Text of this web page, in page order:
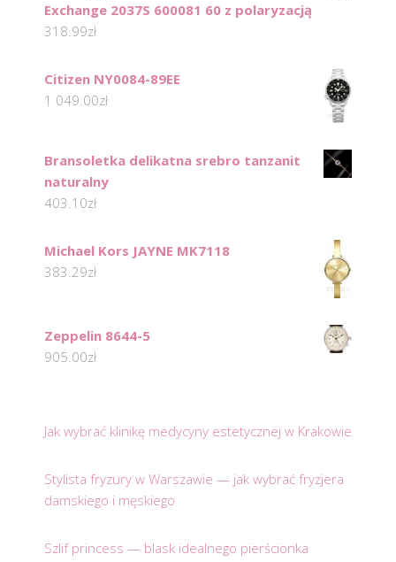
Exchange 2037S 600081 60 z polaryzacją
318.99zł
Citizen NY0084-89EE
1 049.00zł
Bransoletka delikatna srebro tanzanit
naturalny
403.10zł
Michael Kors JAYNE MK7118
383.29zł
Zeppelin 8644-5
905.00zł
Jak wybrać klinikę medycyny estetycznej w Krakowie
Stylista fryzury w Warszawie — jak wybrać fryzjera
damskiego i męskiego
Szlif princess — blask idealnego pierścionka